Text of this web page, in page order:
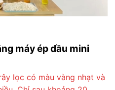
máy ép dầu mini
lọc có màu vàng nhạt và